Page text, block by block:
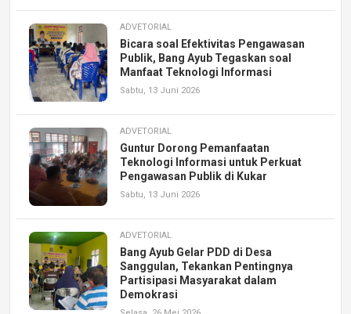
ADVETORIAL
Bicara soal Efektivitas Pengawasan
Publik, Bang Ayub Tegaskan soal
Manfaat Teknologi Informasi
Sabtu, 13 Juni 2026
ADVETORIAL
Guntur Dorong Pemanfaatan
Teknologi Informasi untuk Perkuat
Pengawasan Publik di Kukar
Sabtu, 13 Juni 2026
ADVETORIAL
Bang Ayub Gelar PDD di Desa
Sanggulan, Tekankan Pentingnya
Partisipasi Masyarakat dalam
Demokrasi